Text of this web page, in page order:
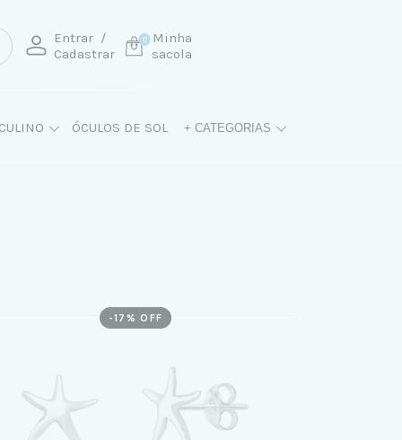
Entrar /
Cadastrar
Minha
sacola
0
ÓCULOS DE SOL + CATEGORIAS
-17 % OFF